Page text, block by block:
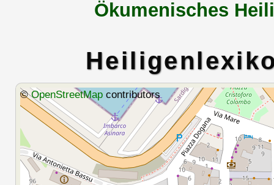
Ökumenisches
©OpenStreetMapcontributors